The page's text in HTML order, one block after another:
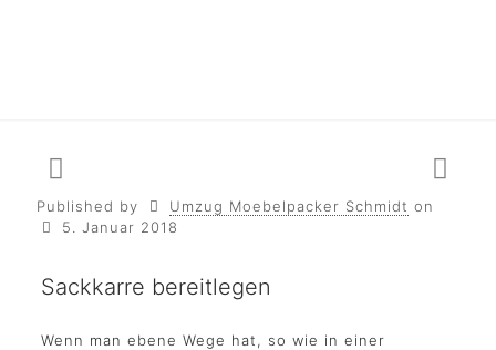
Published by Umzug Moebelpacker Schmidt on
5. Januar 2018
Sackkarre bereitlegen
Wenn man ebene Wege hat, so wie in einer